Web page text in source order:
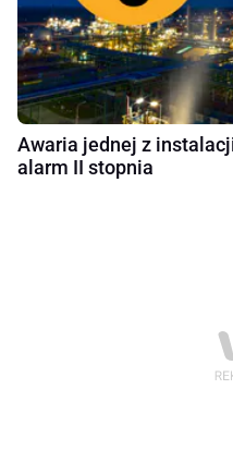
Awaria jednej z
alarm II stopnia